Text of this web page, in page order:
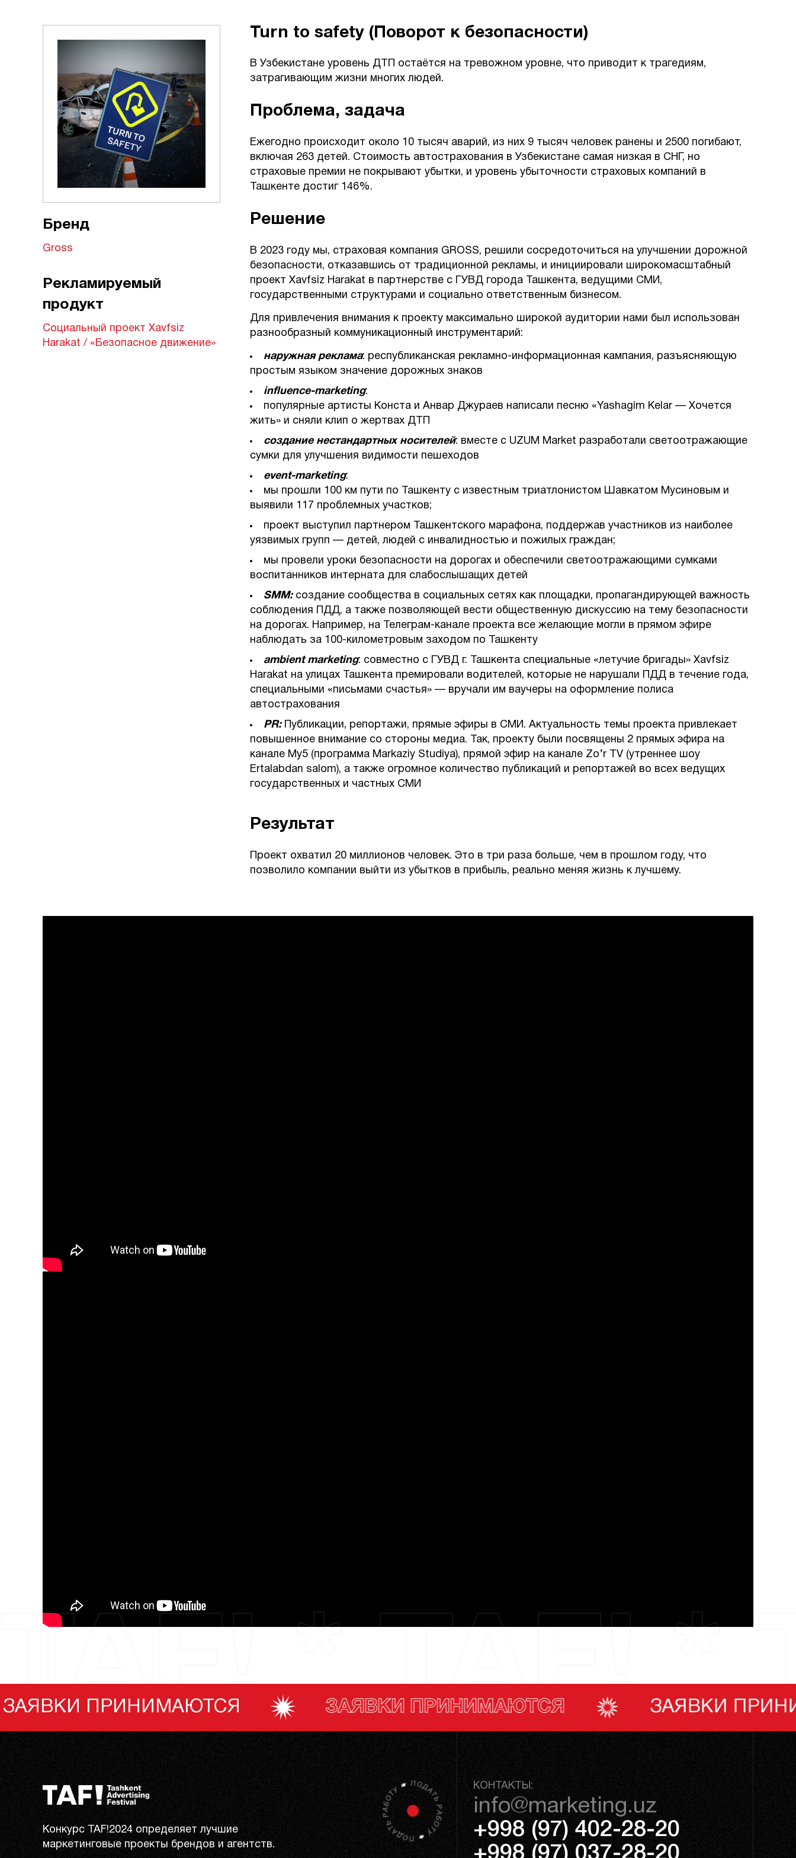
Бренд
Gross
Рекламируемый
продукт
Cоциальный проект Xavfsiz
Harakat / «Безопасное движение»
Turn to safety (Поворот к безопасности)
В Узбекистане уровень ДТП остаётся на тревожном уровне, что приводит к трагедиям,
затрагивающим жизни многих людей.
Проблема, задача
Ежегодно происходит около 10 тысяч аварий, из них 9 тысяч человек ранены и 2500 погибают,
включая 263 детей. Стоимость автострахования в Узбекистане самая низкая в СНГ, но
страховые премии не покрывают убытки, и уровень убыточности страховых компаний в
Ташкенте достиг 146%.
Решение
В 2023 году мы, страховая компания GROSS, решили сосредоточиться на улучшении дорожной
безопасности, отказавшись от традиционной рекламы, и инициировали широкомасштабный
проект Xavfsiz Harakat в партнерстве с ГУВД города Ташкента, ведущими СМИ,
государственными структурами и социально ответственным бизнесом.
Для привлечения внимания к проекту максимально широкой аудитории нами был использован
разнообразный коммуникационный инструментарий:
наружная реклама: республиканская рекламно-информационная кампания, разъясняющую
простым языком значение дорожных знаков
influence-marketing:
популярные артисты Конста и Анвар Джураев написали песню «Yashagim Kelar — Хочется
жить» и сняли клип о жертвах ДТП
создание нестандартных носителей: вместе с UZUM Market разработали светоотражающие
сумки для улучшения видимости пешеходов
event-marketing:
мы прошли 100 км пути по Ташкенту с известным триатлонистом Шавкатом Мусиновым и
выявили 117 проблемных участков;
проект выступил партнером Ташкентского марафона, поддержав участников из наиболее
уязвимых групп — детей, людей с инвалидностью и пожилых граждан;
мы провели уроки безопасности на дорогах и обеспечили светоотражающими сумками
воспитанников интерната для слабослышащих детей
SMM:создание сообщества в социальных сетях как площадки, пропагандирующей важность
соблюдения ПДД, а также позволяющей вести общественную дискуссию на тему безопасности
на дорогах. Например, на Телеграм-канале проекта все желающие могли в прямом эфире
наблюдать за 100-километровым заходом по Ташкенту
ambient marketing: совместно с ГУВД г. Ташкента специальные «летучие бригады» Xavfsiz
Harakat на улицах Ташкента премировали водителей, которые не нарушали ПДД в течение года,
специальными «письмами счастья» — вручали им ваучеры на оформление полиса
автострахования
PR:Публикации, репортажи, прямые эфиры в СМИ. Актуальность темы проекта привлекает
повышенное внимание со стороны медиа. Так, проекту были посвящены 2 прямых эфира на
канале My5 (программа Markaziy Studiya), прямой эфир на канале Zo’r TV (утреннее шоу
Ertalabdan salom), а также огромное количество публикаций и репортажей во всех ведущих
государственных и частных СМИ
Результат
Проект охватил 20 миллионов человек. Это в три раза больше, чем в прошлом году, что
позволило компании выйти из убытков в прибыль, реально меняя жизнь к лучшему.
TAF! * TAF! *
ЗАЯВКИ ПРИНИМАЮТСЯ ЗАЯВКИ ПРИНИМАЮТСЯ
Конкурс TAF!2024 определяет лучшие
маркетинговые проекты брендов и агентств.
КОНТАКТЫ:
info@marketing.uz
+998 (97) 402-28-20